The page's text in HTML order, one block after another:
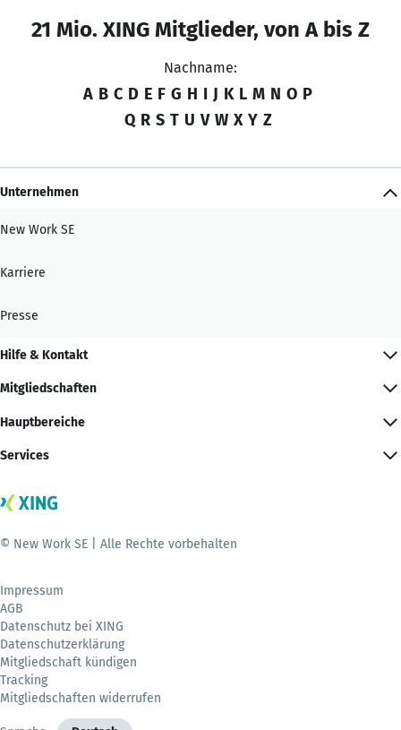
21 Mio. XING Mitglieder, von A bis Z
Nachname:
A B C D E F G H I J K L M N O P
Q R S T U V W X Y Z
Unternehmen
New Work SE
Karriere
Presse
Hilfe & Kontakt
Mitgliedschaften
Hauptbereiche
Services
© New Work SE | Alle Rechte vorbehalten
Impressum
AGB
Datenschutz bei XING
Datenschutzerklärung
Mitgliedschaft kündigen
Tracking
Mitgliedschaften widerrufen